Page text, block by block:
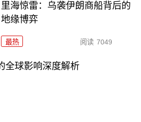
里海惊雷：乌袭伊朗商船背后的
地缘博弈
最热 阅读 7049
全球影响深度解析